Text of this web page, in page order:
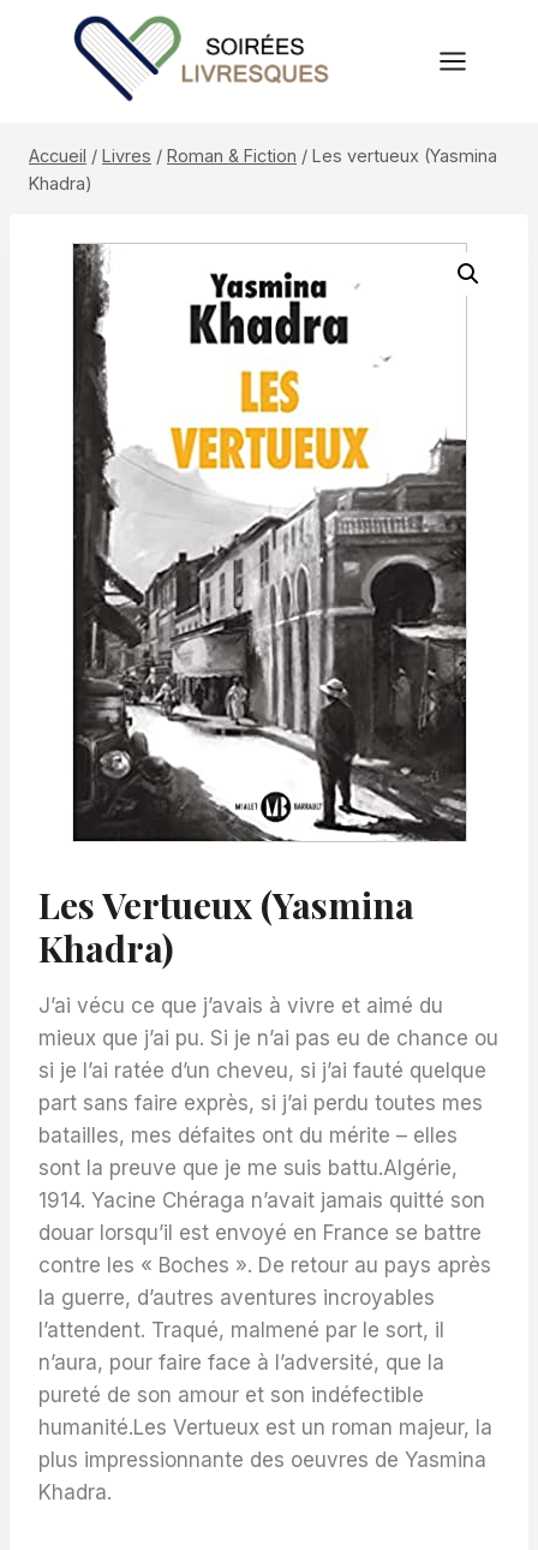
Accueil / Livres / Roman & Fiction / Les vertueux (Yasmina
Khadra)
Les Vertueux (Yasmina
Khadra)
J’ai vécu ce que j’avais à vivre et aimé du
mieux que j’ai pu. Si je n’ai pas eu de chance ou
si je l’ai ratée d’un cheveu, si j’ai fauté quelque
part sans faire exprès, si j’ai perdu toutes mes
batailles, mes défaites ont du mérite – elles
sont la preuve que je me suis battu.Algérie,
1914. Yacine Chéraga n’avait jamais quitté son
douar lorsqu’il est envoyé en France se battre
contre les « Boches ». De retour au pays après
la guerre, d’autres aventures incroyables
l’attendent. Traqué, malmené par le sort, il
n’aura, pour faire face à l’adversité, que la
pureté de son amour et son indéfectible
humanité.Les Vertueux est un roman majeur, la
plus impressionnante des oeuvres de Yasmina
Khadra.